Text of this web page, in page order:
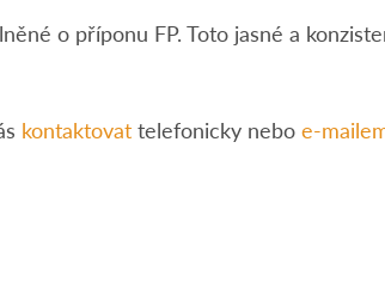
o příponu FP. Toto jasné a
kontaktovat telefonicky nebo e-